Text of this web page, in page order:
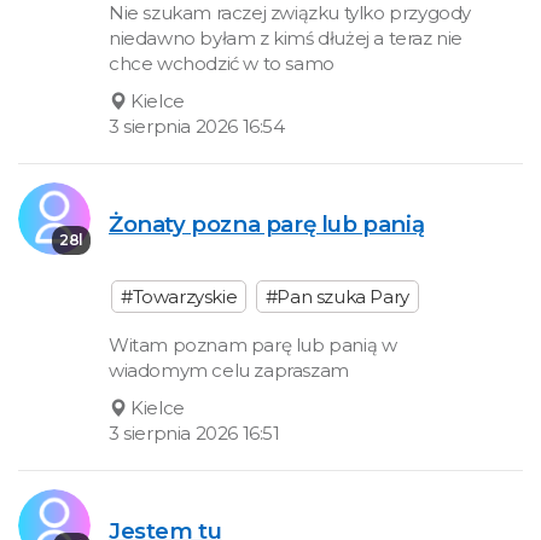
Nie szukam raczej związku tylko przygody
niedawno byłam z kimś dłużej a teraz nie
chce wchodzić w to samo
Kielce
3 sierpnia 2026 16:54
28l
Żonaty pozna parę lub panią
#Towarzyskie #Pan szuka Pary
Witam poznam parę lub panią w
wiadomym celu zapraszam
Kielce
3 sierpnia 2026 16:51
Jestem tu